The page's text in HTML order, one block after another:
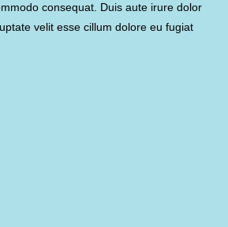
consequat. Duis aute irure dolor
velit esse cillum dolore eu fugiat